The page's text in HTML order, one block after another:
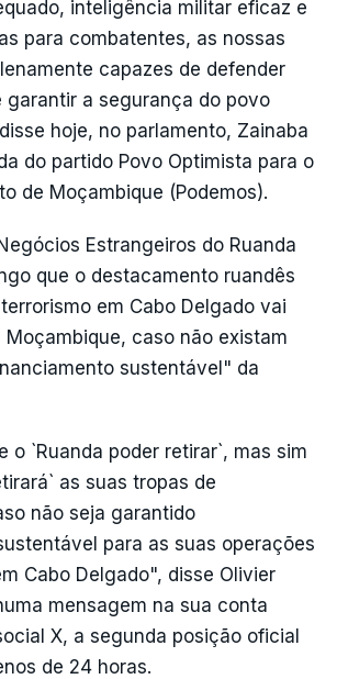
inteligência militar eficaz e
para combatentes, as nossas
capazes de defender
garantir a segurança do povo
hoje, no parlamento, Zainaba
do partido Povo Optimista para o
de Moçambique (Podemos).
Estrangeiros do Ruanda
que o destacamento ruandês
em Cabo Delgado vai
caso não existam
sustentável" da
o `Ruanda poder retirar`, mas sim
as suas tropas de
não seja garantido
para as suas operações
Cabo Delgado", disse Olivier
mensagem na sua conta
X, a segunda posição oficial
de 24 horas.